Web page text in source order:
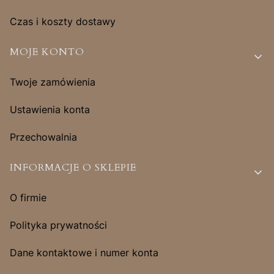
Czas i koszty dostawy
MOJE KONTO
Twoje zamówienia
Ustawienia konta
Przechowalnia
INFORMACJE O SKLEPIE
O firmie
Polityka prywatności
Dane kontaktowe i numer konta